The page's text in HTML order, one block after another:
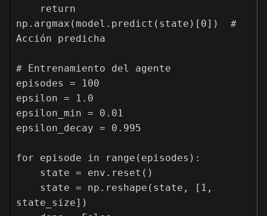
np.argmax(model.predict(state)[0])  #
Acción predicha
# Entrenamiento del agente
episodes = 100
epsilon = 1.0
epsilon_min = 0.01
epsilon_decay = 0.995
for episode in range(episodes):
state_size])